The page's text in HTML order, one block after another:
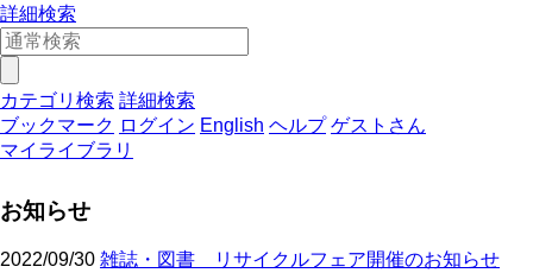
詳細検索
カテゴリ検索 詳細検索
ブックマーク ログイン English ヘルプ ゲストさん
マイライブラリ
お知らせ
2022/09/30 雑誌・図書 リサイクルフェア開催のお知らせ